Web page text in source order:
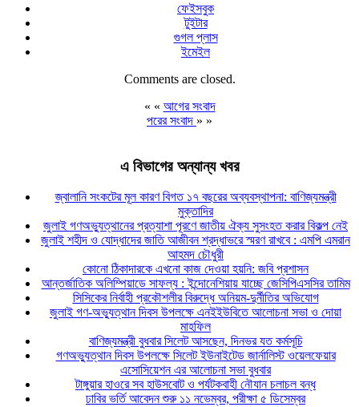
ফেইসবুক
টুইটার
গুগল প্লাস
ইমেইল
Comments are closed.
« « আগের সংবাদ
পরের সংবাদ » »
এ বিভাগের অন্যান্য খবর
জ্বালানি সংকটের মূল কারণ বিগত ১৭ বছরের অব্যবস্থাপনা: বাণিজ্যমন্ত্রী
মুক্তাদির
জুলাই গণঅভ্যুত্থানের প্রত্যাশা পূরণে জাতীয় ঐক্য সুসংহত করার বিকল্প নেই
জুলাই শহীদ ও যোদ্ধাদের জাতি আজীবন শ্রদ্ধাভরে স্মরণ রাখবে : এমপি এমরান
আহমদ চৌধুরী
কোনো ঠিকাদারকে এখনো কাজ দেওয়া হয়নি: জবি প্রশাসন
আন্তর্জাতিক অলিম্পিয়াডে সাফল্য : ইন্দোনেশিয়ায় যাচ্ছে জেসিপিএসসির তামিম
সিসিকের নির্বাহী প্রকৌশলীর বিরুদ্ধে অনিয়ম-দুর্নীতির অভিযোগ
জুলাই গণ-অভ্যুত্থান দিবস উপলক্ষে এনইইউবিতে আলোচনা সভা ও দোয়া
মাহফিল
বাণিজ্যমন্ত্রী বুধবার সিলেট আসছেন, দিনভর যত কর্মসূচি
গণঅভ্যুত্থান দিবস উপলক্ষে সিলেট ইউনাইটেড জার্নালিস্ট ওয়েলফেয়ার
এসোসিয়েশন এর আলোচনা সভা বুধবার
টাঙ্গুয়ার হাওরে সব হাউসবোট ও পর্যটকবাহী নৌযান চলাচল বন্ধ
ঢাবির ভর্তি আবেদন শুরু ১১ নভেম্বর, পরীক্ষা ৫ ডিসেম্বর